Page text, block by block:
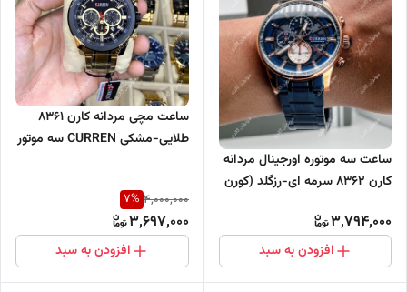
ساعت سه موتوره اورجینال مردانه
کارن 8362 سرمه ای-رزگلد (کورن
3,794,000
افزودن به سبد
ساعت مچی مردانه کارن 8361
طلایی-مشکی CURREN سه موتور
4,000,000
7%
3,697,000
افزودن به سبد